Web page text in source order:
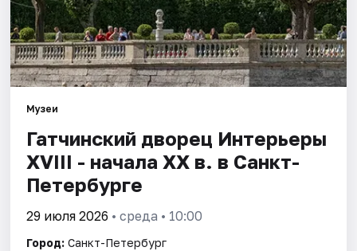
Музеи
Гатчинский дворец Интерьеры
ХVIII - начала ХХ в. в Санкт-
Петербурге
29 июля 2026 • среда • 10:00
Город: Санкт-Петербург